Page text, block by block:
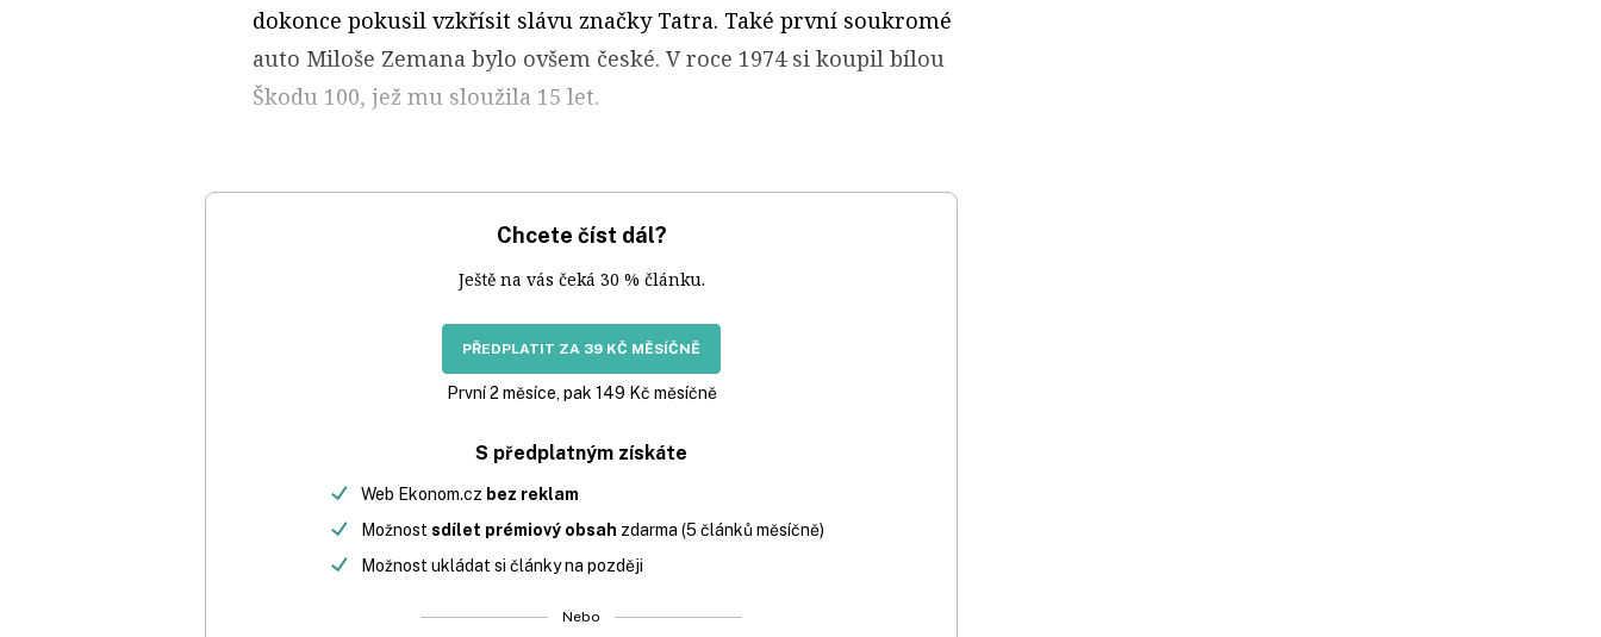
dokonce pokusil vzkřísit slávu značky Tatra. Také první soukromé
auto Miloše Zemana bylo ovšem české. V roce 1974 si koupil bílou
Škodu 100, jež mu sloužila 15 let.
Chcete číst dál?
Ještě na vás čeká 30 % článku.
PŘEDPLATIT ZA 39 KČ MĚSÍČNĚ
První 2 měsíce, pak 149 Kč měsíčně
S předplatným získáte
Web Ekonom.cz bez reklam
Možnost sdílet prémiový obsah zdarma (5 článků měsíčně)
Možnost ukládat si články na později
Nebo